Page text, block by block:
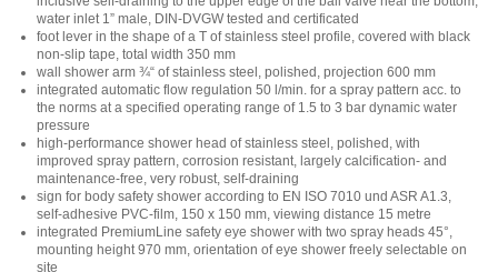
water inlet 1” male, DIN-DVGW tested and certificated
foot lever in the shape of a T of stainless steel profile, covered with black
non-slip tape, total width 350 mm
wall shower arm ¾“ of stainless steel, polished, projection 600 mm
integrated automatic flow regulation 50 l/min. for a spray pattern acc. to
the norms at a specified operating range of 1.5 to 3 bar dynamic water
pressure
high-performance shower head of stainless steel, polished, with
improved spray pattern, corrosion resistant, largely calcification- and
maintenance-free, very robust, self-draining
sign for body safety shower according to EN ISO 7010 und ASR A1.3,
self-adhesive PVC-film, 150 x 150 mm, viewing distance 15 metre
integrated PremiumLine safety eye shower with two spray heads 45°,
mounting height 970 mm, orientation of eye shower freely selectable on
site